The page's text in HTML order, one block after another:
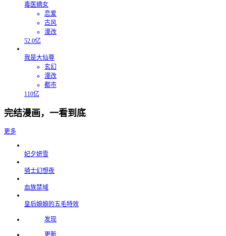
毒医嫡女
恋爱
古风
漫改
52.0亿
我是大仙尊
玄幻
漫改
都市
110亿
完结漫画，一看到底
更多
妃夕妍雪
骑士幻想夜
血族禁域
皇后娘娘的五毛特效
发现
更新